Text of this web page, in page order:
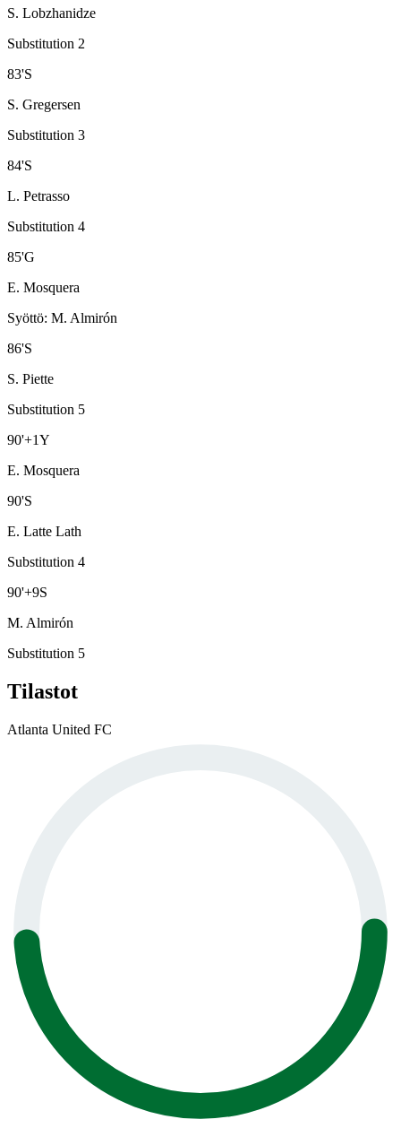
S. Lobzhanidze
Substitution 2
83'S
S. Gregersen
Substitution 3
84'S
L. Petrasso
Substitution 4
85'G
E. Mosquera
Syöttö: M. Almirón
86'S
S. Piette
Substitution 5
90'+1Y
E. Mosquera
90'S
E. Latte Lath
Substitution 4
90'+9S
M. Almirón
Substitution 5
Tilastot
Atlanta United FC